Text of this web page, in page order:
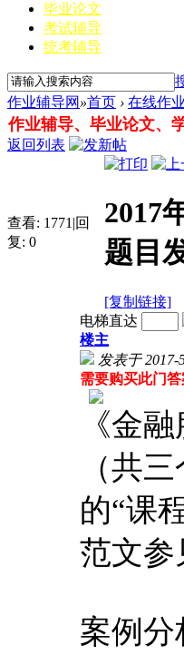
毕业论文
考试辅导
统考辅导
作业辅导网 »首页 › 在线作
作业辅导、毕业论文、
返回列表
查看: 1771 |回
复: 0
2017
题目
[复制链接]
电梯直达
楼主
发表于 2017-
需要购买此门答
《金
（共
的“课
范文参
案例分